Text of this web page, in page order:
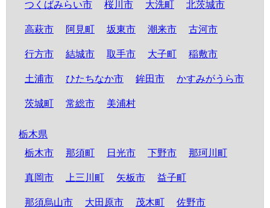
つくばみらい市 桜川市 大洗町 北茨城市
高萩市 阿見町 坂東市 潮来市 古河市
行方市 結城市 取手市 大子町 稲敷市
土浦市 ひたちなか市 鉾田市 かすみがうら市
茨城町 常総市 美浦村
栃木県
栃木市
那須町 日光市 下野市 那珂川町
真岡市 上三川町 矢板市 益子町
那須烏山市 大田原市 茂木町 佐野市